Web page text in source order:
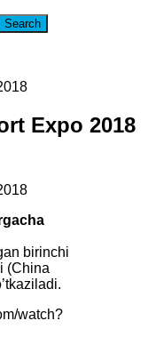
Search
Expo 2018
birinchi
(China
watch?